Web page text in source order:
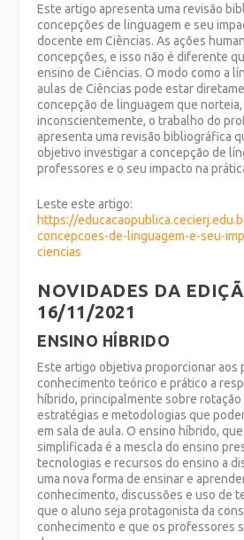
Este artigo apresenta uma revisão
concepções de linguagem e seu
docente em Ciências. As ações
concepções, e isso não é diferente
ensino de Ciências. O modo como a
aulas de Ciências pode estar
concepção de linguagem que
inconscientemente, o trabalho do
apresenta uma revisão bibliográfica
objetivo investigar a concepção de
professores e o seu impacto na
Leste este artigo:
https://
concepcoes-de-linguagem-e-seu-
ciencias
NOVIDADES DA
16/11/2021
ENSINO HÍBRIDO
Este artigo objetiva proporcionar aos
conhecimento teórico e prático a
híbrido, principalmente sobre
estratégias e metodologias que
em sala de aula. O ensino híbrido,
simplificada é a mescla do ensino
tecnologias e recursos do ensino a
uma nova forma de ensinar e
conhecimento, discussões e uso de
que o aluno seja protagonista da
conhecimento e que os professores